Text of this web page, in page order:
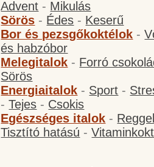
Advent - Mikulás
Sörös - Édes - Keserű
Bor és pezsgőkoktélok -
és habzóbor
Melegitalok - Forró
Sörös
Energiaitalok - Sport -
-Tejes - Csokis
Egészséges italok -
Tisztító hatású -